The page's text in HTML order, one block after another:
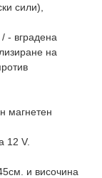
сили),
- вградена
на
магнетен
12 V.
и височина